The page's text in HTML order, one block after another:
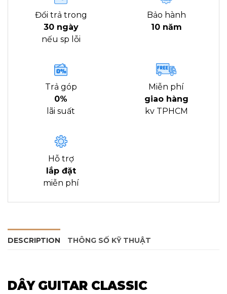
Đổi trả trong
30 ngày
nếu sp lỗi
Bảo hành
10 năm
Trả góp
0%
lãi suất
Miễn phí
giao hàng
kv TPHCM
Hỗ trợ
lắp đặt
miễn phí
DESCRIPTION THÔNG SỐ KỸ THUẬT
DÂY GUITAR CLASSIC